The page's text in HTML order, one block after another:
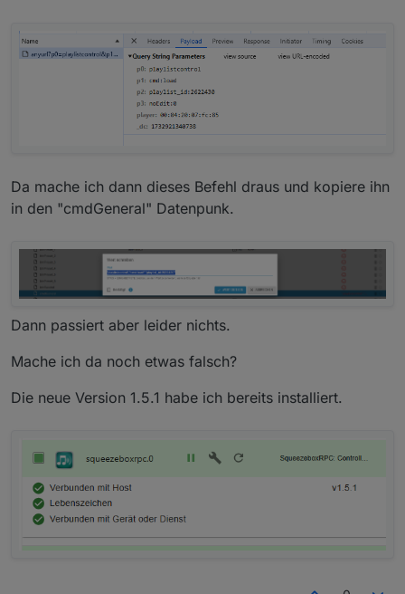
Da mache ich dann dieses Befehl draus und kopiere ihn
in den "cmdGeneral" Datenpunk.
Dann passiert aber leider nichts.
Mache ich da noch etwas falsch?
Die neue Version 1.5.1 habe ich bereits installiert.